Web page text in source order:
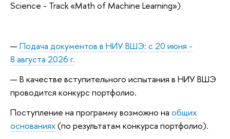
Science - Track «Math of Machine Learning»)
Подача документов в НИУ ВШЭ: с 20 июня -
8 августа 2026 г.
В качестве вступительного испытания в НИУ ВШЭ
проводится конкурс портфолио.
Поступление на программу возможно на общих
основаниях(по результатам конкурса портфолио).